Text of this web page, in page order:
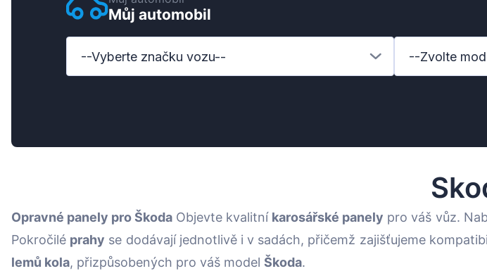
Ford
Hyundai
Mazda
Mercedes-Benz
Můj automobil
--Vyberte značku vozu-- --Zvolte
Opravné panely pro Škoda Objevte kvalitní karosářské panely pro váš vůz.
Pokročilé prahy se dodávají jednotlivě i v sadách, přičemž zajišťujeme
lemů kola, přizpůsobených pro váš model Škoda.